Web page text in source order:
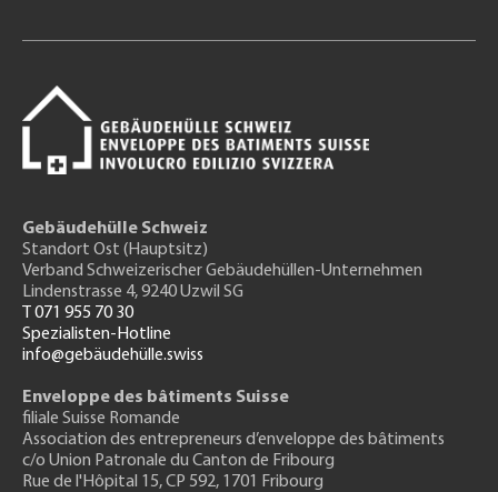
Gebäudehülle Schweiz
Standort Ost (Hauptsitz)
Verband Schweizerischer Gebäudehüllen-Unternehmen
Lindenstrasse 4, 9240 Uzwil SG
T 071 955 70 30
Spezialisten-Hotline
info@gebäudehülle.swiss
Enveloppe des bâtiments Suisse
filiale Suisse Romande
Association des entrepreneurs d’enveloppe des bâtiments
c/o Union Patronale du Canton de Fribourg
Rue de l'Hôpital 15, CP 592, 1701 Fribourg